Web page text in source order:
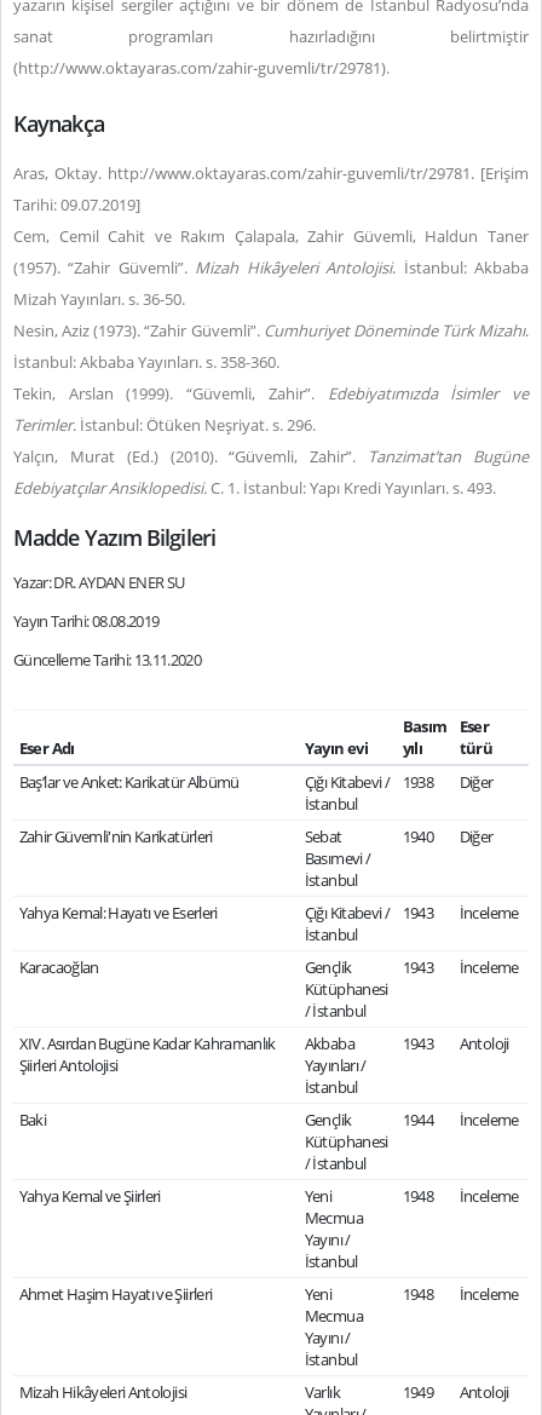
yazarın kişisel sergiler açtığını ve bir dönem de İstanbul Radyosu’nda
sanat programları hazırladığını belirtmiştir
(http://www.oktayaras.com/zahir-guvemli/tr/29781).
Kaynakça
Aras, Oktay. http://www.oktayaras.com/zahir-guvemli/tr/29781. [Erişim
Tarihi: 09.07.2019]
Cem, Cemil Cahit ve Rakım Çalapala, Zahir Güvemli, Haldun Taner
(1957). “Zahir Güvemli”. Mizah Hikâyeleri Antolojisi. İstanbul: Akbaba
Mizah Yayınları. s. 36-50.
Nesin, Aziz (1973). “Zahir Güvemli”. Cumhuriyet Döneminde Türk Mizahı.
İstanbul: Akbaba Yayınları. s. 358-360.
Tekin, Arslan (1999). “Güvemli, Zahir”. Edebiyatımızda İsimler ve
Terimler. İstanbul: Ötüken Neşriyat. s. 296.
Yalçın, Murat (Ed.) (2010). “Güvemli, Zahir”.
Tanzimat’tan Bugüne
Edebiyatçılar Ansiklopedisi.C. 1. İstanbul: Yapı Kredi Yayınları. s. 493.
Madde Yazım Bilgileri
Yazar: DR. AYDAN ENER SU
Yayın Tarihi: 08.08.2019
Güncelleme Tarihi: 13.11.2020
Eser Adı Yayın evi
Basım
yılı
Eser
türü
Baş’lar ve Anket: Karikatür Albümü
Çığı Kitabevi /
İstanbul
1938 Diğer
Zahir Güvemli'nin Karikatürleri
Sebat
Basımevi /
İstanbul
1940 Diğer
Yahya Kemal: Hayatı ve Eserleri
Çığı Kitabevi /
İstanbul
1943 İnceleme
Karacaoğlan
Gençlik
Kütüphanesi
/ İstanbul
1943 İnceleme
XIV. Asırdan Bugüne Kadar Kahramanlık
Şiirleri Antolojisi
Akbaba
Yayınları /
İstanbul
1943 Antoloji
Baki
Gençlik
Kütüphanesi
/ İstanbul
1944 İnceleme
Yahya Kemal ve Şiirleri
Yeni
Mecmua
Yayını /
İstanbul
1948 İnceleme
Ahmet Haşim Hayatı ve Şiirleri
Yeni
Mecmua
Yayını /
İstanbul
1948 İnceleme
Mizah Hikâyeleri Antolojisi
Varlık
1949 Antoloji